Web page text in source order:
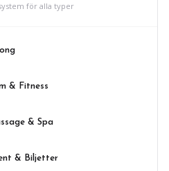
för alla typer
& Fitness
& Spa
& Biljetter